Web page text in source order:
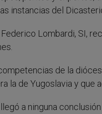
instancias del
Lombardi, SI,
de la
la de Yugoslavia y que
a ninguna